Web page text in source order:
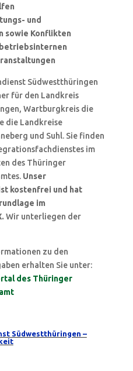
und
sowie Konflikten
Südwestthüringen
für den Landkreis
Wartburgkreis die
die Landkreise
und Suhl. Sie finden
im
des Thüringer
Unser
kostenfrei und hat
im
Wir unterliegen der
zu den
erhalten Sie unter:
des Thüringer
Südwestthüringen –